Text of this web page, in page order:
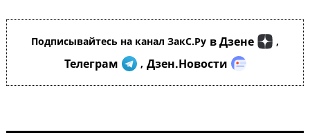
Подписывайтесь на канал ЗакС.Ру в Дзене ,
Телеграм , Дзен.Новости